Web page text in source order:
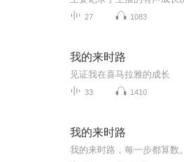
27 1083
我的来时路
见证我在喜马拉雅的成长
33 1410
我的来时路
我的来时路，每一步都算数。